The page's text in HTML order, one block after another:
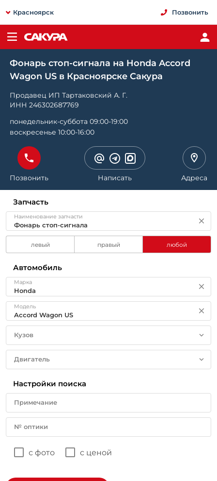
Красноярск Позвонить
Фонарь стоп-сигнала на Honda Accord
Wagon US в Красноярске Сакура
Продавец ИП Тартаковский А. Г.
ИНН 246302687769
понедельник-суббота 09:00-19:00
воскресенье 10:00-16:00
Позвонить Написать Адреса
Запчасть
Наименование запчасти
левый правый любой
Автомобиль
Марка
Модель
Кузов
Двигатель
Настройки поиска
Примечание
№ оптики
с фото с ценой